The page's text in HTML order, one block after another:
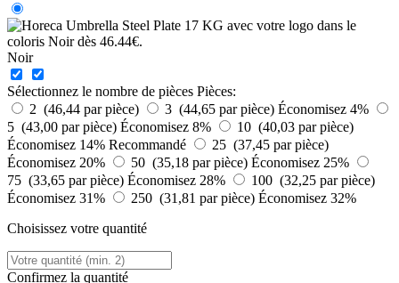
Noir
Sélectionnez le nombre de pièces Pièces:
2 (46,44 par pièce)
3 (44,65 par pièce) Économisez 4%
5 (43,00 par pièce) Économisez 8%
10 (40,03 par pièce)
Économisez 14% Recommandé
25 (37,45 par pièce)
Économisez 20%
50 (35,18 par pièce) Économisez 25%
75 (33,65 par pièce) Économisez 28%
100 (32,25 par pièce)
Économisez 31%
250 (31,81 par pièce) Économisez 32%
Choisissez votre quantité
Confirmez la quantité